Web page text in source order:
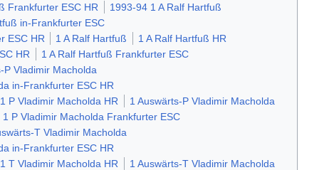
Frankfurter ESC HR
1993-94 1 A Ralf Hartfuß
in-Frankfurter ESC
ESC HR 1 A Ralf Hartfuß
1 A Ralf Hartfuß HR
HR
1 A Ralf Hartfuß Frankfurter ESC
P Vladimir Macholda
in-Frankfurter ESC HR
1 P Vladimir Macholda HR
1 Auswärts-P Vladimir Macholda
1 P Vladimir Macholda Frankfurter ESC
T Vladimir Macholda
in-Frankfurter ESC HR
1 T Vladimir Macholda HR
1 Auswärts-T Vladimir Macholda